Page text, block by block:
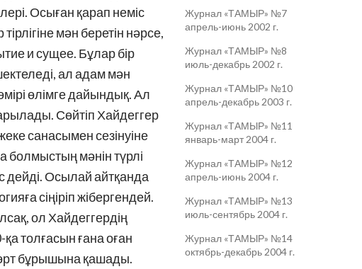
Осыған қарап неміс
мән беретін нәрсе,
и сущее. Бұлар бір
ал адам мән
өлімге дайындық. Ал
Сөйтіп Хайдеггер
санасымен сезінуіне
болмыстың мәнін түрлі
дейді. Осылай айтқанда
сіңіріп жібергендей.
ол Хайдеггердің
толғасын ғана оған
бұрышына қашады.
Журнал «ТАМЫР» №7
апрель-июнь 2002 г.
Журнал «ТАМЫР» №8
июль-декабрь 2002 г.
Журнал «ТАМЫР» №10
апрель-декабрь 2003 г.
Журнал «ТАМЫР» №11
январь-март 2004 г.
Журнал «ТАМЫР» №12
апрель-июнь 2004 г.
Журнал «ТАМЫР» №13
июль-сентябрь 2004 г.
Журнал «ТАМЫР» №14
октябрь-декабрь 2004 г.